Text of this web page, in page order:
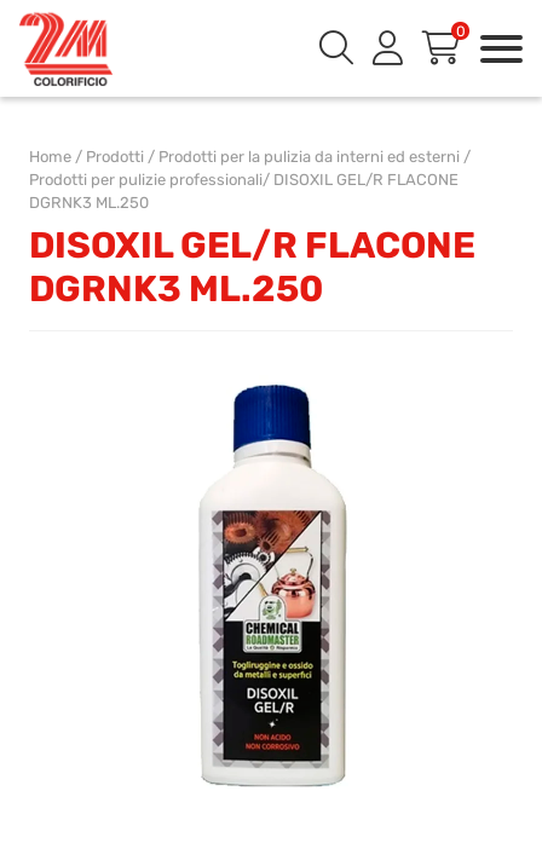
0
Home / Prodotti / Prodotti per la pulizia da interni ed esterni /
Prodotti per pulizie professionali​/ DISOXIL GEL/R FLACONE
DGRNK3 ML.250
DISOXIL GEL/R FLACONE
DGRNK3 ML.250